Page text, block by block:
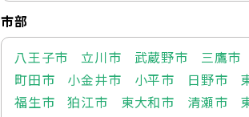
市部
八王子市
立川市 武蔵野市 三鷹市
町田市
小金井市 小平市 日野市
福生市
狛江市 東大和市 清瀬市